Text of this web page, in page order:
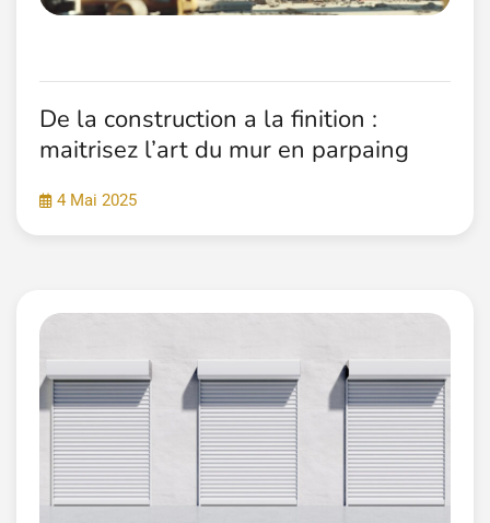
De la construction a la finition :
maitrisez l’art du mur en parpaing
4 Mai 2025